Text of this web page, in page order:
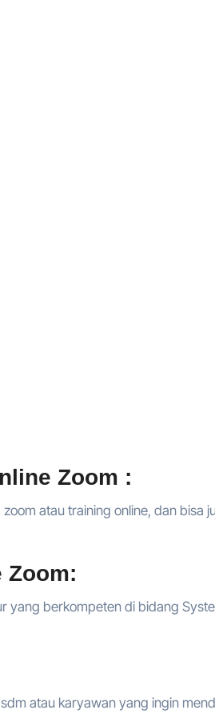
Zoom :
atau training online, dan bisa
Zoom:
yang berkompeten di bidang
atau karyawan yang ingin